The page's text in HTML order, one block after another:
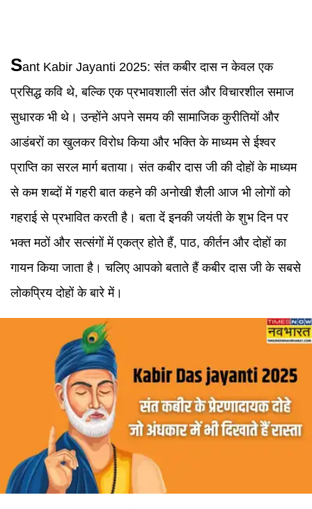
Sant Kabir Jayanti 2025: संत कबीर दास न केवल एक
प्रसिद्ध कवि थे, बल्कि एक प्रभावशाली संत और विचारशील समाज
सुधारक भी थे। उन्होंने अपने समय की सामाजिक कुरीतियों और
आडंबरों का खुलकर विरोध किया और भक्ति के माध्यम से ईश्वर
प्राप्ति का सरल मार्ग बताया। संत कबीर दास जी की दोहों के माध्यम
से कम शब्दों में गहरी बात कहने की अनोखी शैली आज भी लोगों को
गहराई से प्रभावित करती है। बता दें इनकी जयंती के शुभ दिन पर
भक्त मठों और सत्संगों में एकत्र होते हैं, पाठ, कीर्तन और दोहों का
गायन किया जाता है। चलिए आपको बताते हैं कबीर दास जी के सबसे
लोकप्रिय दोहों के बारे में।